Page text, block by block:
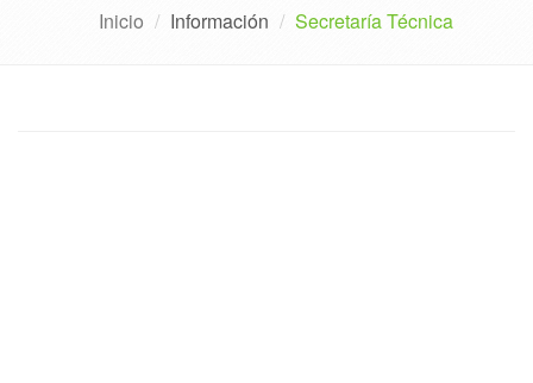
Inicio Información Secretaría Técnica